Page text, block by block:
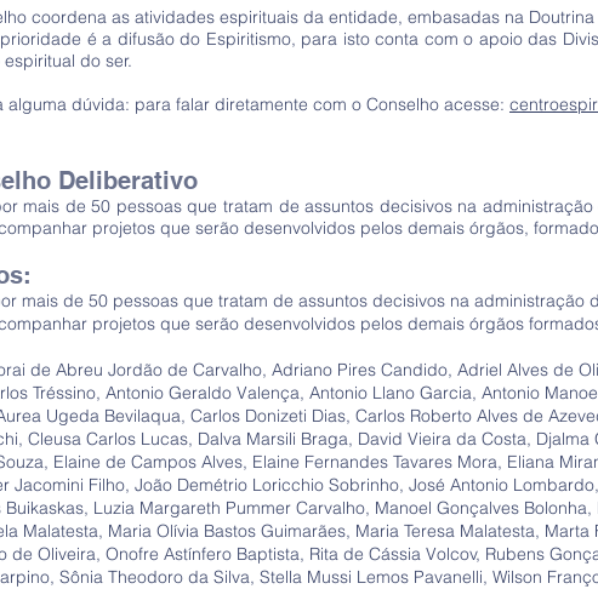
coordena as atividades espirituais da entidade, embasadas na
é a difusão do Espiritismo, para isto conta com o apoio das
do ser.
alguma dúvida: para falar diretamente com o Conselho acesse:
Deliberativo
mais de 50 pessoas que tratam de assuntos decisivos na
projetos que serão desenvolvidos pelos demais órgãos,
mais de 50 pessoas que tratam de assuntos decisivos na
projetos que serão desenvolvidos pelos demais órgãos
de Abreu Jordão de Carvalho, Adriano Pires Candido, Adriel Alves de
Tréssino, Antonio Geraldo Valença, Antonio Llano Garcia, Antonio
Ugeda Bevilaqua, Carlos Donizeti Dias, Carlos Roberto Alves de
Cleusa Carlos Lucas, Dalva Marsili Braga, David Vieira da Costa,
Elaine de Campos Alves, Elaine Fernandes Tavares Mora, Eliana
Jacomini Filho, João Demétrio Loricchio Sobrinho, José Antonio
Buikaskas, Luzia Margareth Pummer Carvalho, Manoel Gonçalves
Malatesta, Maria Olívia Bastos Guimarães, Maria Teresa Malatesta,
de Oliveira, Onofre Astínfero Baptista, Rita de Cássia Volcov, Rubens
Sônia Theodoro da Silva, Stella Mussi Lemos Pavanelli, Wilson